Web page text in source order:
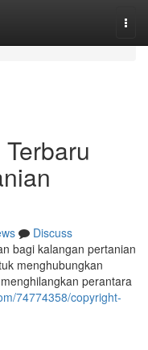
Discuss
bagi kalangan pertanian
menghubungkan
perantara
74774358/copyright-